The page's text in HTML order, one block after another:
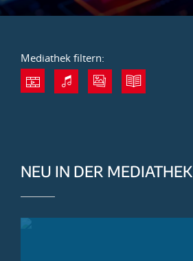
Mediathek filtern:
NEU IN DER MEDIATHEK